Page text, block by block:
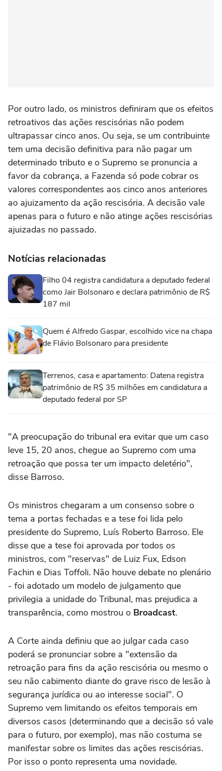
Por outro lado, os ministros definiram que os efeitos
retroativos das ações rescisórias não podem
ultrapassar cinco anos. Ou seja, se um contribuinte
tem uma decisão definitiva para não pagar um
determinado tributo e o Supremo se pronuncia a
favor da cobrança, a Fazenda só pode cobrar os
valores correspondentes aos cinco anos anteriores
ao ajuizamento da ação rescisória. A decisão vale
apenas para o futuro e não atinge ações rescisórias
ajuizadas no passado.
Notícias relacionadas
Filho 04 registra candidatura a deputado federal
como Jair Bolsonaro e declara patrimônio de R$
187 mil
Quem é Alfredo Gaspar, escolhido vice na chapa
de Flávio Bolsonaro para presidente
Terrenos, casa e apartamento: Datena registra
patrimônio de R$ 35 milhões em candidatura a
deputado federal por SP
"A preocupação do tribunal era evitar que um caso
leve 15, 20 anos, chegue ao Supremo com uma
retroação que possa ter um impacto deletério",
disse Barroso.
Os ministros chegaram a um consenso sobre o
tema a portas fechadas e a tese foi lida pelo
presidente do Supremo, Luís Roberto Barroso. Ele
disse que a tese foi aprovada por todos os
ministros, com "reservas" de Luiz Fux, Edson
Fachin e Dias Toffoli. Não houve debate no plenário
- foi adotado um modelo de julgamento que
privilegia a unidade do Tribunal, mas prejudica a
transparência, como mostrou o Broadcast.
A Corte ainda definiu que ao julgar cada caso
poderá se pronunciar sobre a "extensão da
retroação para fins da ação rescisória ou mesmo o
seu não cabimento diante do grave risco de lesão à
segurança jurídica ou ao interesse social". O
Supremo vem limitando os efeitos temporais em
diversos casos (determinando que a decisão só vale
para o futuro, por exemplo), mas não costuma se
manifestar sobre os limites das ações rescisórias.
Por isso o ponto representa uma novidade.